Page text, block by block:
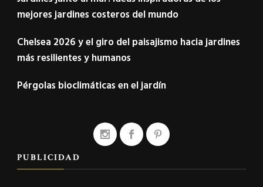
mejores jardines costeros del mundo
Chelsea 2026 y el giro del paisajismo hacia jardines
más resilientes y humanos
Pérgolas bioclimáticas en el jardín
PUBLICIDAD